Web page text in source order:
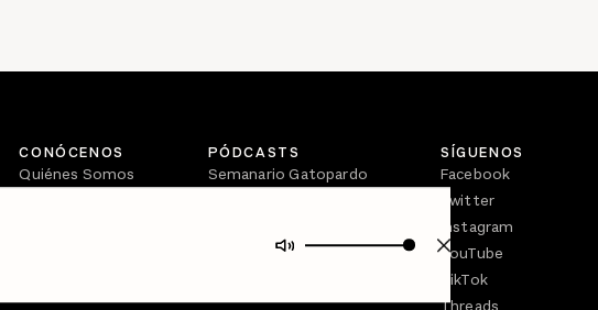
CONÓCENOS
Quiénes Somos
PÓDCASTS
Semanario Gatopardo
SÍGUENOS
Facebook
Twitter
Instagram
YouTube
TikTok